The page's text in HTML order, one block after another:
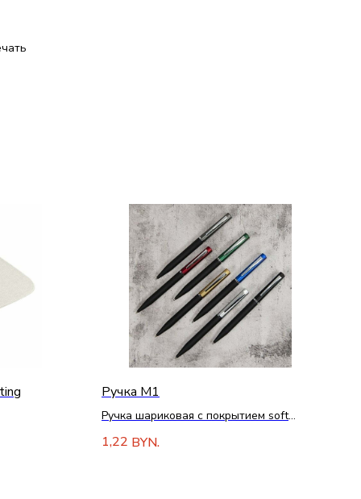
Ручка M1
Ручка шариковая с покрытием soft
1,22 BYN.